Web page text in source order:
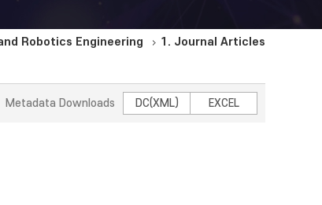
Robotics Engineering 1. Journal Articles
Metadata Downloads DC(XML) EXCEL